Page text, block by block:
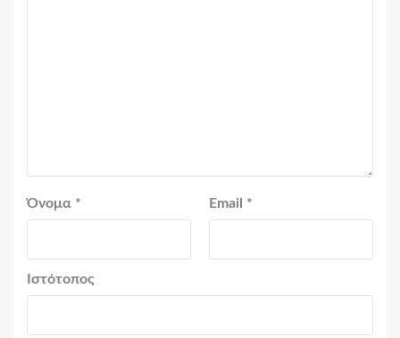
Όνομα * Email *
Ιστότοπος